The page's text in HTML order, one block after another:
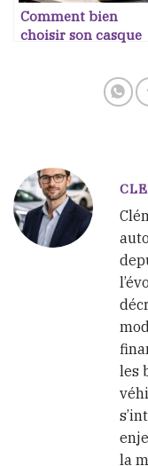
Comment bien
choisir son casque
les
la